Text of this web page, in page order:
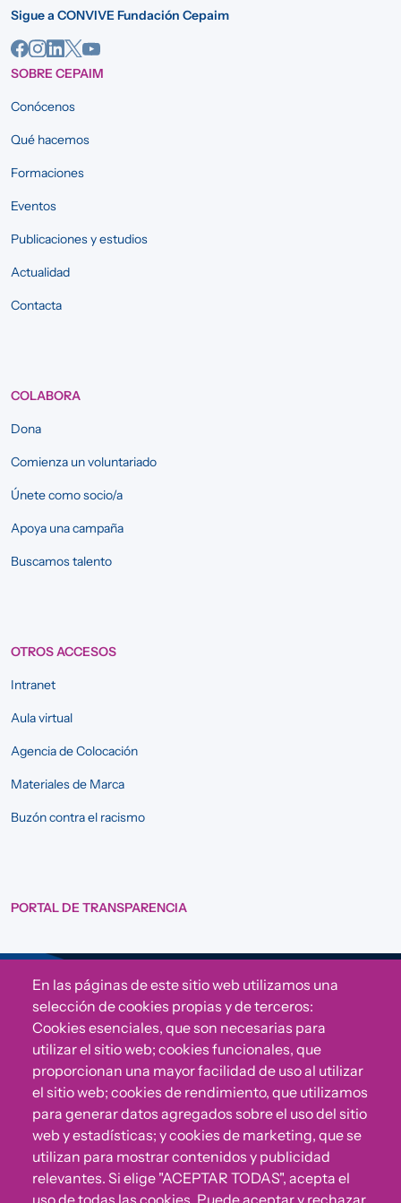
Sigue a CONVIVE Fundación Cepaim
SOBRE CEPAIM
Conócenos
Qué hacemos
Formaciones
Eventos
Publicaciones y estudios
Actualidad
Contacta
COLABORA
Dona
Comienza un voluntariado
Únete como socio/a
Apoya una campaña
Buscamos talento
OTROS ACCESOS
Intranet
Aula virtual
Agencia de Colocación
Materiales de Marca
Buzón contra el racismo
PORTAL DE TRANSPARENCIA
Sigue a Comunidad CONVIVE
En las páginas de este sitio web utilizamos una
selección de cookies propias y de terceros:
Cookies esenciales, que son necesarias para
utilizar el sitio web; cookies funcionales, que
proporcionan una mayor facilidad de uso al utilizar
el sitio web; cookies de rendimiento, que utilizamos
para generar datos agregados sobre el uso del sitio
web y estadísticas; y cookies de marketing, que se
utilizan para mostrar contenidos y publicidad
relevantes. Si elige "ACEPTAR TODAS", acepta el